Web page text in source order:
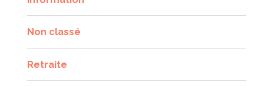
Non classé
Retraite